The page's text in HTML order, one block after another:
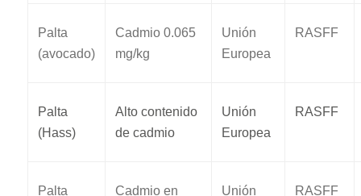
Palta
(avocado)
Cadmio 0.065
mg/kg
Unión
Europea
RASFF
Palta
(Hass)
Alto contenido
de cadmio
Unión
Europea
RASFF
Palta
Cadmio en
Unión
RASFF